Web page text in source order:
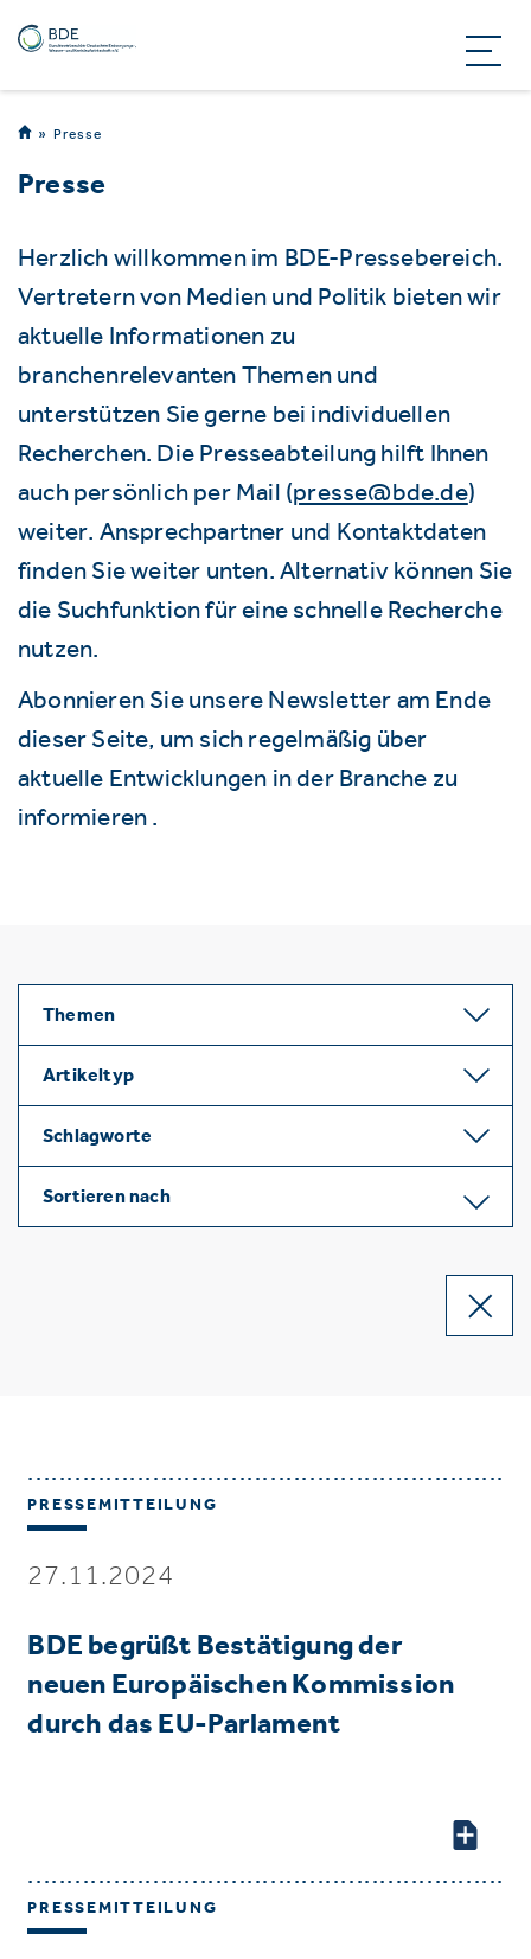
Presse
Presse
Herzlich willkommen im BDE-Pressebereich.
Vertretern von Medien und Politik bieten wir
aktuelle Informationen zu
branchenrelevanten Themen und
unterstützen Sie gerne bei individuellen
Recherchen. Die Presseabteilung hilft Ihnen
auch persönlich per Mail (presse@bde.de)
weiter. Ansprechpartner und Kontaktdaten
finden Sie weiter unten. Alternativ können Sie
die Suchfunktion für eine schnelle Recherche
nutzen.
Abonnieren Sie unsere Newsletter am Ende
dieser Seite, um sich regelmäßig über
aktuelle Entwicklungen in der Branche zu
informieren .
Themen
Artikeltyp
Schlagworte
Sortieren nach
PRESSEMITTEILUNG
27.11.2024
BDE begrüßt Bestätigung der
neuen Europäischen Kommission
durch das EU-Parlament
PRESSEMITTEILUNG